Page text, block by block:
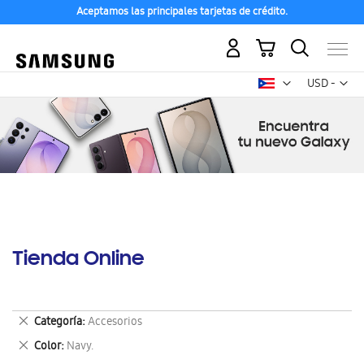
Aceptamos las principales tarjetas de crédito.
USD -
dólar
Mi carrito
Tienda Online
Categoría Accesorios
Eliminar
este
artículo
Color Navy.
Eliminar